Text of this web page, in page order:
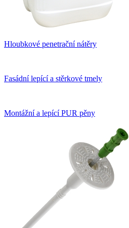
Hloubkové penetrační nátěry
Fasádní lepící a stěrkové tmely
Montážní a lepící PUR pěny